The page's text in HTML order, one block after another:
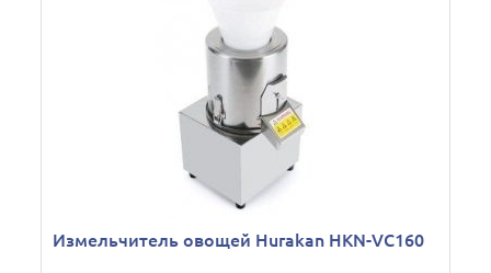
Измельчитель овощей Hurakan HKN-VC160